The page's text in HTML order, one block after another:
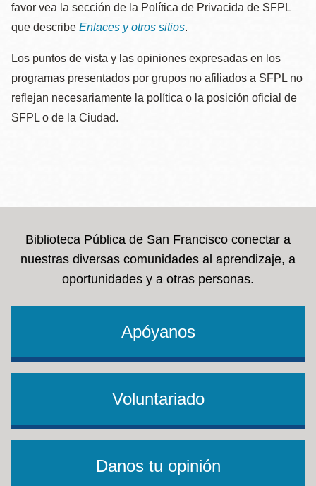
favor vea la sección de la Política de Privacida de SFPL
que describe Enlaces y otros sitios.
Los puntos de vista y las opiniones expresadas en los
programas presentados por grupos no afiliados a SFPL no
reflejan necesariamente la política o la posición oficial de
SFPL o de la Ciudad.
Biblioteca Pública de San Francisco conectar a
nuestras diversas comunidades al aprendizaje, a
oportunidades y a otras personas.
Apóyanos
Voluntariado
Danos tu opinión